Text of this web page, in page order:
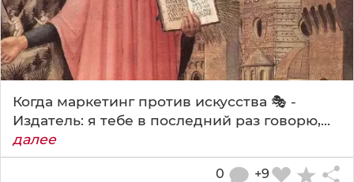
Когда маркетинг против искусства 🎭 -
Издатель: я тебе в последний раз говорю,...
далее
+9
0